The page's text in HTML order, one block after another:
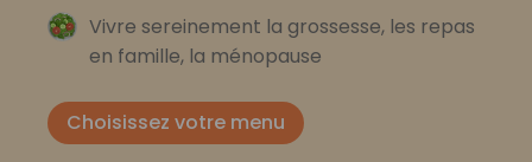
Vivre sereinement la grossesse, les repas
en famille, la ménopause
Choisissez votre menu